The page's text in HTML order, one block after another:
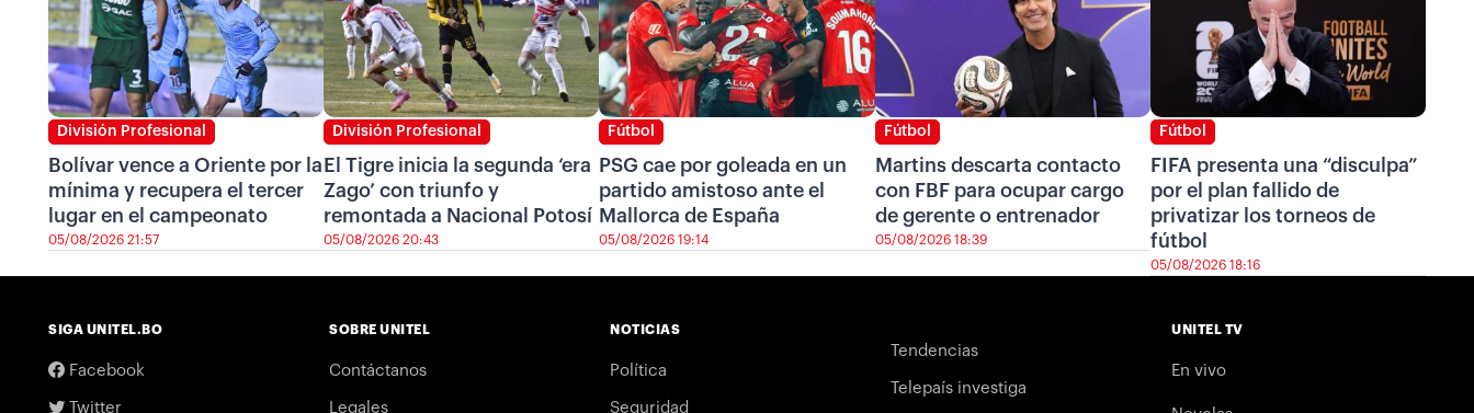
División Profesional
Bolívar vence a Oriente por la
mínima y recupera el tercer
lugar en el campeonato
05/08/2026 21:57
División Profesional
El Tigre inicia la segunda ‘era
Zago’ con triunfo y
remontada a Nacional Potosí
05/08/2026 20:43
Fútbol
PSG cae por goleada en un
partido amistoso ante el
Mallorca de España
05/08/2026 19:14
Fútbol
Martins descarta contacto
con FBF para ocupar cargo
de gerente o entrenador
05/08/2026 18:39
Fútbol
FIFA presenta una “disculpa”
por el plan fallido de
privatizar los torneos de
fútbol
05/08/2026 18:16
SIGA UNITEL.BO
Facebook
Twitter
SOBRE UNITEL
Contáctanos
Legales
NOTICIAS
Política
Seguridad
Tendencias
Telepaís investiga
UNITEL TV
En vivo